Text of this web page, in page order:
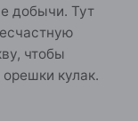
добычи. Тут
чтобы
кулак.